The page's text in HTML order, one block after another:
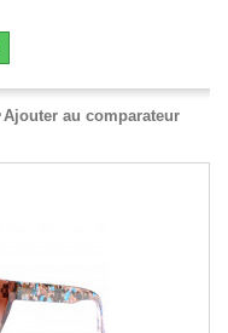
Ajouter au comparateur